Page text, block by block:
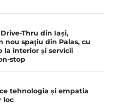
Thru din Iași,
nou spaţiu din Palas, cu
la interior și servicii
stop
tehnologia și empatia
loc